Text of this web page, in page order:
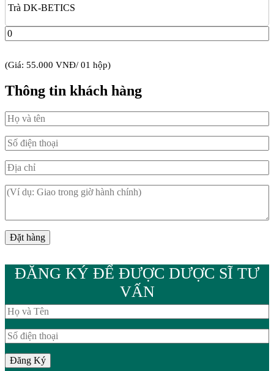
Trà DK-BETICS
(Giá: 55.000 VNĐ/ 01 hộp)
Thông tin khách hàng
ĐĂNG KÝ ĐỂ ĐƯỢC DƯỢC SĨ TƯ
VẤN